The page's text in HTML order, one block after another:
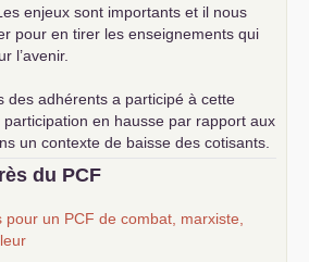
enjeux sont importants et il nous
pour en tirer les enseignements qui
l’avenir.
des adhérents a participé à cette
en hausse par rapport aux
un contexte de baisse des cotisants.
du PCF
pour un PCF de combat, marxiste,